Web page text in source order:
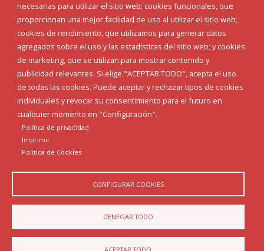
necesarias para utilizar el sitio web; cookies funcionales, que
proporcionan una mejor facilidad de uso al utilizar el sitio web;
cookies de rendimiento, que utilizamos para generar datos
agregados sobre el uso y las estadísticas del sitio web; y cookies
de marketing, que se utilizan para mostrar contenido y
publicidad relevantes. Si elige "ACEPTAR TODO", acepta el uso
de todas las cookies. Puede aceptar y rechazar tipos de cookies
individuales y revocar su consentimiento para el futuro en
cualquier momento en "Configuración".
Política de privacidad
Imprimir
Politica de Cookies
CONFIGURAR COOKIES
DENEGAR TODO
Política de Cookies
Declaración de accesibilidad